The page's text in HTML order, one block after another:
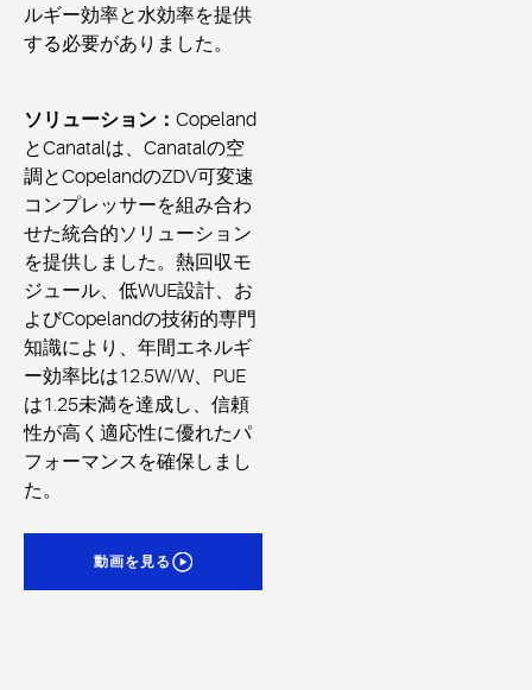
ルギー効率と水効率を提供
する必要がありました。
ソリューション： Copeland
とCanatalは、Canatalの空
調とCopelandのZDV可変速
コンプレッサーを組み合わ
せた統合的ソリューション
を提供しました。熱回収モ
ジュール、低WUE設計、お
よびCopelandの技術的専門
知識により、年間エネルギ
ー効率比は12.5W/W、PUE
は1.25未満を達成し、信頼
性が高く適応性に優れたパ
フォーマンスを確保しまし
た。
動画を見る